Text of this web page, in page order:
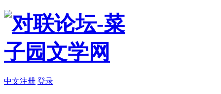
中文注册 登录